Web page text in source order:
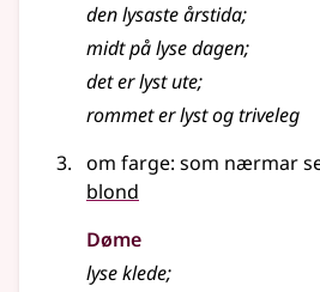
denlysasteårstida;
midt pålysedagen;
det erlystute;
rommet erlystog triveleg
om farge: som nærmar
blond
Døme
lyseklede;